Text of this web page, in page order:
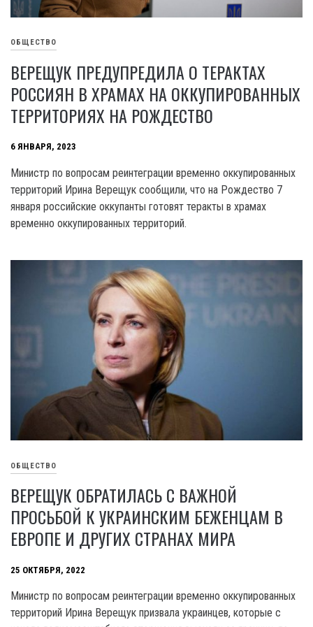
ОБЩЕСТВО
ВЕРЕЩУК ПРЕДУПРЕДИЛА О ТЕРАКТАХ
РОССИЯН В ХРАМАХ НА ОККУПИРОВАННЫХ
ТЕРРИТОРИЯХ НА РОЖДЕСТВО
6 ЯНВАРЯ, 2023
Министр по вопросам реинтеграции временно оккупированных
территорий Ирина Верещук сообщили, что на Рождество 7
января российские оккупанты готовят теракты в храмах
временно оккупированных территорий.
ОБЩЕСТВО
ВЕРЕЩУК ОБРАТИЛАСЬ С ВАЖНОЙ
ПРОСЬБОЙ К УКРАИНСКИМ БЕЖЕНЦАМ В
ЕВРОПЕ И ДРУГИХ СТРАНАХ МИРА
25 ОКТЯБРЯ, 2022
Министр по вопросам реинтеграции временно оккупированных
территорий Ирина Верещук призвала украинцев, которые с